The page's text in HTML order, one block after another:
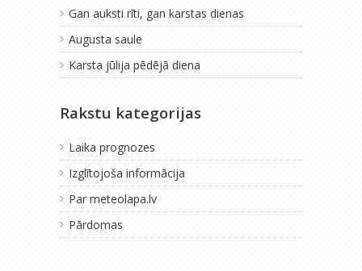
Gan auksti rīti, gan karstas dienas
Augusta saule
Karsta jūlija pēdējā diena
Rakstu kategorijas
Laika prognozes
Izglītojoša informācija
Par meteolapa.lv
Pārdomas